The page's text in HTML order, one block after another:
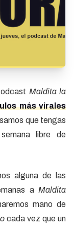
Maldita la
más virales
que tengas
libre de
alguna de las
a Maldita
mano de
cada vez que un